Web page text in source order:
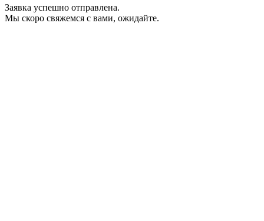
Заявка успешно отправлена.
Мы скоро свяжемся с вами, ожидайте.